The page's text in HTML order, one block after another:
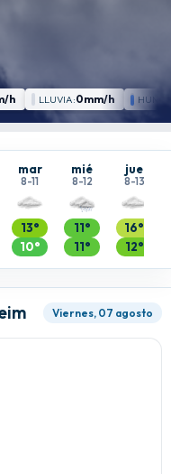
h LLUVIA:0mm/h
mar
8-11
13°
10°
mié
8-12
11°
11°
jue
8-13
16°
12°
Viernes, 07 agosto